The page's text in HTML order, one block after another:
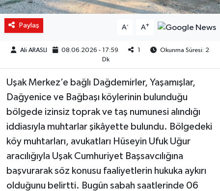
Paylaş A- A+
Ali ARASLI 08.06.2026 - 17:59 1
Okunma Süresi: 2
Dk
Uşak Merkez’e bağlı Dağdemirler, Yaşamışlar,
Dağyenice ve Bağbaşı köylerinin bulunduğu
bölgede izinsiz toprak ve taş numunesi alındığı
iddiasıyla muhtarlar şikâyette bulundu. Bölgedeki
köy muhtarları, avukatları Hüseyin Ufuk Uğur
aracılığıyla Uşak Cumhuriyet Başsavcılığına
başvurarak söz konusu faaliyetlerin hukuka aykırı
olduğunu belirtti. Bugün sabah saatlerinde 06